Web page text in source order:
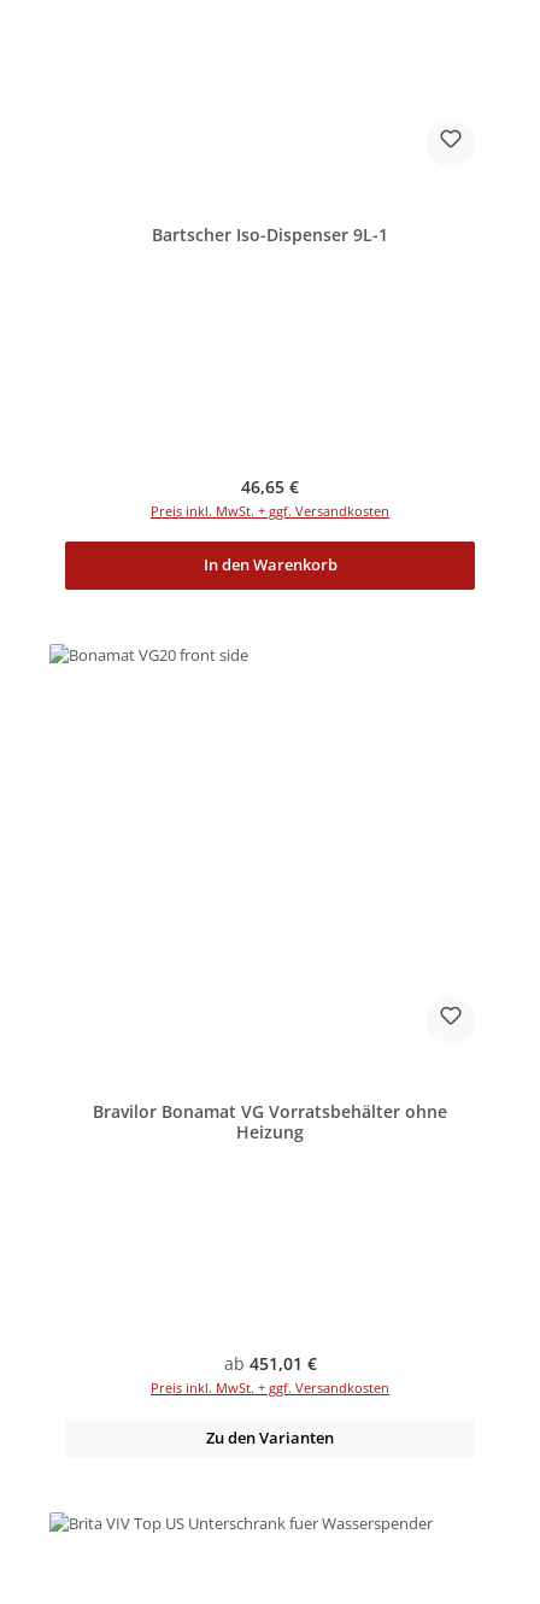
Bartscher Iso-Dispenser 9L-1
Regulärer Preis:
46,65 €
Preis inkl. MwSt. + ggf. Versandkosten
In den Warenkorb
Bravilor Bonamat VG Vorratsbehälter ohne
Heizung
Regulärer Preis:
ab 451,01 €
Preis inkl. MwSt. + ggf. Versandkosten
Zu den Varianten